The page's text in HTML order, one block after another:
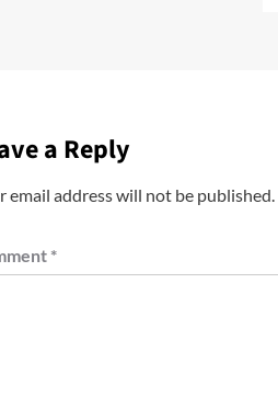
a Reply
email address will not be published.
*